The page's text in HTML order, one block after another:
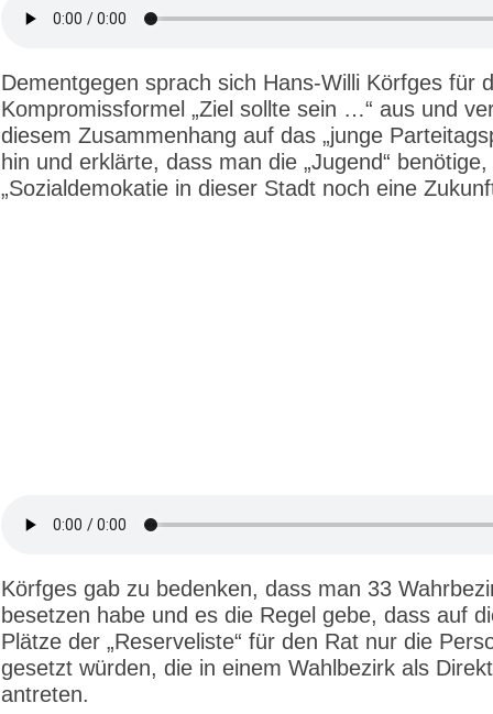
Dementgegen sprach sich Hans-Willi Körfges für
Kompromissformel „Ziel sollte sein …“ aus und
diesem Zusammenhang auf das „junge
hin und erklärte, dass man die „Jugend“
„Sozialdemokatie in dieser Stadt noch eine
Körfges gab zu bedenken, dass man 33
besetzen habe und es die Regel gebe, dass auf
Plätze der „Reserveliste“ für den Rat nur die
gesetzt würden, die in einem Wahlbezirk als
antreten.